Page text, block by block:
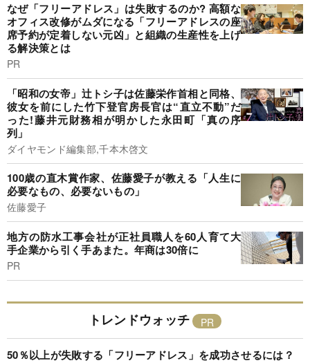
なぜ「フリーアドレス」は失敗するのか? 高額な
オフィス改修がムダになる「フリーアドレスの座
席予約が定着しない元凶」と組織の生産性を上げ
る解決策とは
PR
「昭和の女帝」辻トシ子は佐藤栄作首相と同格、
彼女を前にした竹下登官房長官は“直立不動”だ
った!藤井元財務相が明かした永田町「真の序
列」
ダイヤモンド編集部,千本木啓文
100歳の直木賞作家、佐藤愛子が教える「人生に
必要なもの、必要ないもの」
佐藤愛子
地方の防水工事会社が正社員職人を60人育て大
手企業から引く手あまた。年商は30倍に
PR
トレンドウォッチ
50％以上が失敗する「フリーアドレス」を成功させるには？